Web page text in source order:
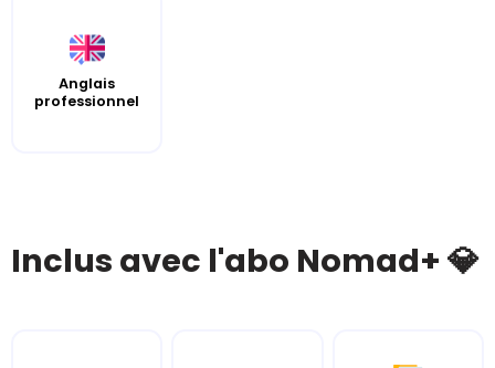
Anglais
professionnel
Inclus avec l'abo Nomad+ 💎